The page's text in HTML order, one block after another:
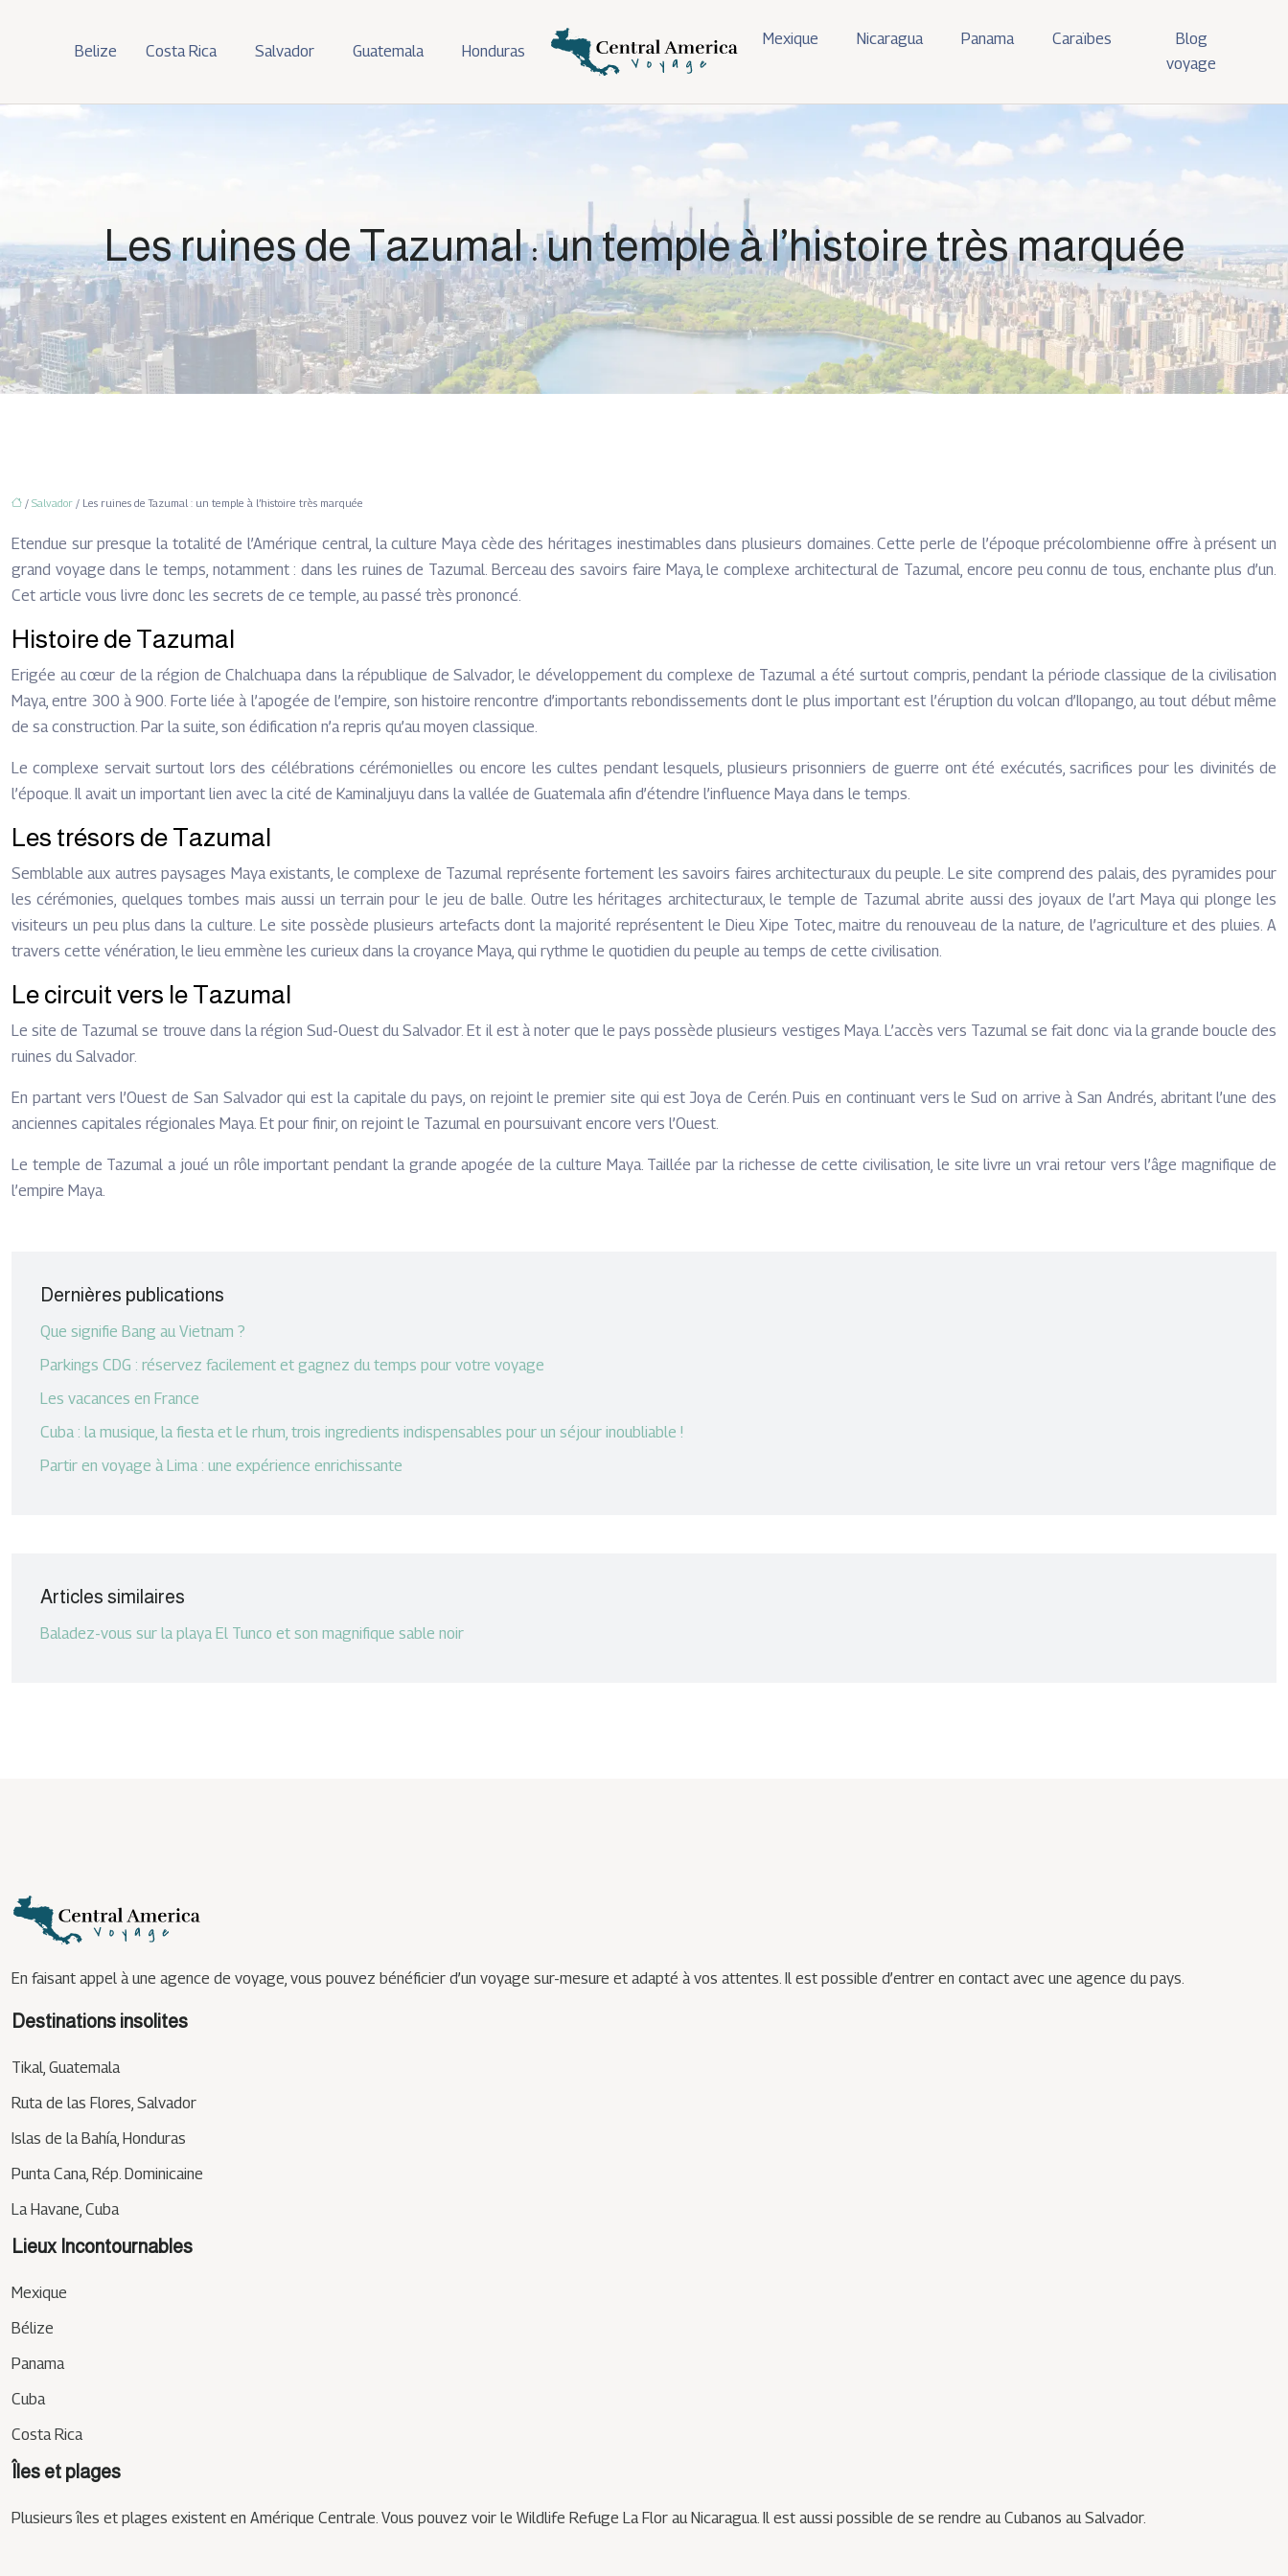
Honduras
Guatemala
Salvador
Costa Rica
Belize
Mexique Nicaragua Panama Caraïbes
Blog
voyage
Les ruines de Tazumal : un temple à l’histoire très marquée
/ Salvador / Les ruines de Tazumal : un temple à l’histoire très marquée
Etendue sur presque la totalité de l’Amérique central, la culture Maya cède des héritages inestimables dans plusieurs domaines. Cette perle de l’époque précolombienne offre à présent un
grand voyage dans le temps, notamment : dans les ruines de Tazumal. Berceau des savoirs faire Maya, le complexe architectural de Tazumal, encore peu connu de tous, enchante plus d’un.
Cet article vous livre donc les secrets de ce temple, au passé très prononcé.
Histoire de Tazumal
Erigée au cœur de la région de Chalchuapa dans la république de Salvador, le développement du complexe de Tazumal a été surtout compris, pendant la période classique de la civilisation
Maya, entre 300 à 900. Forte liée à l’apogée de l’empire, son histoire rencontre d’importants rebondissements dont le plus important est l’éruption du volcan d’Ilopango, au tout début même
de sa construction. Par la suite, son édification n’a repris qu’au moyen classique.
Le complexe servait surtout lors des célébrations cérémonielles ou encore les cultes pendant lesquels, plusieurs prisonniers de guerre ont été exécutés, sacrifices pour les divinités de
l’époque. Il avait un important lien avec la cité de Kaminaljuyu dans la vallée de Guatemala afin d’étendre l’influence Maya dans le temps.
Les trésors de Tazumal
Semblable aux autres paysages Maya existants, le complexe de Tazumal représente fortement les savoirs faires architecturaux du peuple. Le site comprend des palais, des pyramides pour
les cérémonies, quelques tombes mais aussi un terrain pour le jeu de balle. Outre les héritages architecturaux, le temple de Tazumal abrite aussi des joyaux de l’art Maya qui plonge les
visiteurs un peu plus dans la culture. Le site possède plusieurs artefacts dont la majorité représentent le Dieu Xipe Totec, maitre du renouveau de la nature, de l’agriculture et des pluies. A
travers cette vénération, le lieu emmène les curieux dans la croyance Maya, qui rythme le quotidien du peuple au temps de cette civilisation.
Le circuit vers le Tazumal
Le site de Tazumal se trouve dans la région Sud-Ouest du Salvador. Et il est à noter que le pays possède plusieurs vestiges Maya. L’accès vers Tazumal se fait donc via la grande boucle des
ruines du Salvador.
En partant vers l’Ouest de San Salvador qui est la capitale du pays, on rejoint le premier site qui est Joya de Cerén. Puis en continuant vers le Sud on arrive à San Andrés, abritant l’une des
anciennes capitales régionales Maya. Et pour finir, on rejoint le Tazumal en poursuivant encore vers l’Ouest.
Le temple de Tazumal a joué un rôle important pendant la grande apogée de la culture Maya. Taillée par la richesse de cette civilisation, le site livre un vrai retour vers l’âge magnifique de
l’empire Maya.
Dernières publications
Que signifie Bang au Vietnam ?
Parkings CDG : réservez facilement et gagnez du temps pour votre voyage
Les vacances en France
Cuba : la musique, la fiesta et le rhum, trois ingredients indispensables pour un séjour inoubliable !
Partir en voyage à Lima : une expérience enrichissante
Articles similaires
Baladez-vous sur la playa El Tunco et son magnifique sable noir
En faisant appel à une agence de voyage, vous pouvez bénéficier d’un voyage sur-mesure et adapté à vos attentes. Il est possible d’entrer en contact avec une agence du pays.
Destinations insolites
Tikal, Guatemala
Ruta de las Flores, Salvador
Islas de la Bahía, Honduras
Punta Cana, Rép. Dominicaine
La Havane, Cuba
Lieux Incontournables
Mexique
Bélize
Panama
Cuba
Costa Rica
Îles et plages
Plusieurs îles et plages existent en Amérique Centrale. Vous pouvez voir le Wildlife Refuge La Flor au Nicaragua. Il est aussi possible de se rendre au Cubanos au Salvador.